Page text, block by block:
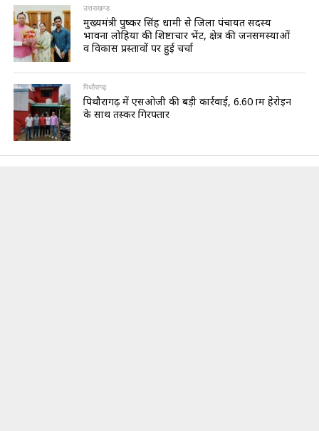
उत्तराखण्ड
मुख्यमंत्री पुष्कर सिंह धामी से जिला पंचायत सदस्य
भावना लोहिया की शिष्टाचार भेंट, क्षेत्र की जनसमस्याओं
व विकास प्रस्तावों पर हुई चर्चा
पिथौरागढ़
पिथौरागढ़ में एसओजी की बड़ी कार्रवाई, 6.60 ग्राम हेरोइन
के साथ तस्कर गिरफ्तार